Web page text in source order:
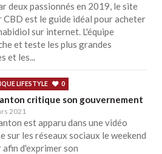
deux passionnés en 2019, le site
est le guide idéal pour acheter
sur internet. L'équipe
et teste les plus grandes
et les...
LIFESTYLE 0
critique son gouvernement
2021
est apparu dans une vidéo
sur les réseaux sociaux le weekend
afin d'exprimer son